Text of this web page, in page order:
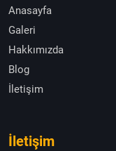
Anasayfa
Galeri
Hakkımızda
Blog
İletişim
İletişim